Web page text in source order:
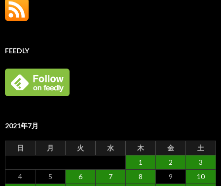
FEEDLY
2021年7月
日 月 火 水 木 金 土
1 2
3
4
5 6 7 8 9
10